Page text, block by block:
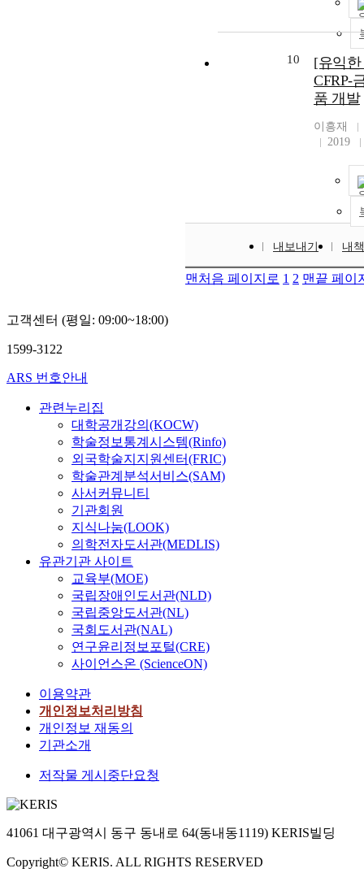
10
[유익
CFRP-
품 개발
이흥재
2019
내보내기 내
맨처음 페이지로 1 2 맨끝 페이
고객센터 (평일: 09:00~18:00)
1599-3122
ARS 번호안내
관련누리집
대학공개강의(KOCW)
학술정보통계시스템(Rinfo)
외국학술지지원센터(FRIC)
학술관계분석서비스(SAM)
사서커뮤니티
기관회원
지식나눔(LOOK)
의학전자도서관(MEDLIS)
유관기관 사이트
교육부(MOE)
국립장애인도서관(NLD)
국립중앙도서관(NL)
국회도서관(NAL)
연구윤리정보포털(CRE)
사이언스온 (ScienceON)
이용약관
개인정보처리방침
개인정보 재동의
기관소개
저작물 게시중단요청
41061 대구광역시 동구 동내로 64(동내동1119) KERIS빌딩
Copyright© KERIS. ALL RIGHTS RESERVED